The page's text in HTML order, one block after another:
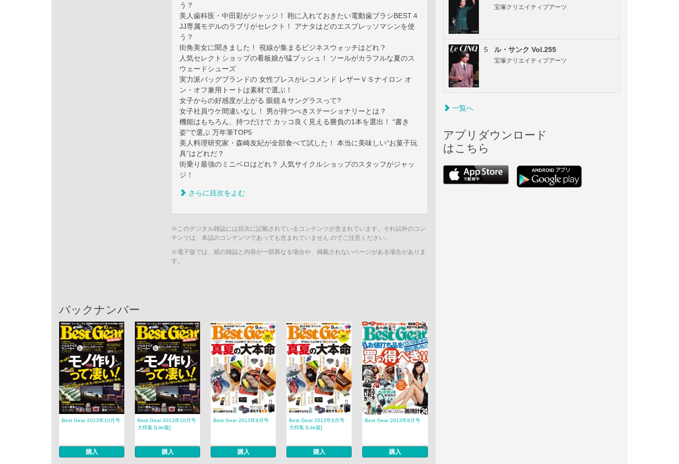
う？
美人歯科医・中田彩がジャッジ！ 鞄に入れておきたい電動歯ブラシBEST４
JJ専属モデルのラブリがセレクト！ アナタはどのエスプレッソマシンを使
う？
街角美女に聞きました！ 視線が集まるビジネスウォッチはどれ？
人気セレクトショップの看板娘が猛プッシュ！ ソールがカラフルな夏のス
ウェードシューズ
実力派バッグブランドの 女性プレスがレコメンド レザーＶＳナイロン オ
ン・オフ兼用トートは素材で選ぶ！
女子からの好感度が上がる 眼鏡＆サングラスって?
女子社員ウケ間違いなし！ 男が持つべきステーショナリーとは？
機能はもちろん、持つだけで カッコ良く見える勝負の1本を選出！ “書き
姿”で選ぶ 万年筆TOP5
美人料理研究家・森崎友紀が全部食べて試した！ 本当に美味しい“お菓子玩
具”はどれだ？
街乗り最強のミニベロはどれ？ 人気サイクルショップのスタッフがジャッ
ジ！
さらに目次をよむ
※このデジタル雑誌には目次に記載されているコンテンツが含まれています。それ以外のコン
テンツは、本誌のコンテンツであっても含まれていません のでご注意ください。
※電子版では、紙の雑誌と内容が一部異なる場合や、掲載されないページがある場合がありま
す。
バックナンバー
Best Gear 2013年10月号
購入
Best Gear 2013年10月号
大特集 [Lite版]
購入
Best Gear 2013年9月号
購入
Best Gear 2013年9月号
大特集 [Lite版]
購入
Best Gear 2013年8月号
購入
宝塚クリエイティブアーツ
5 ル・サンク Vol.255
宝塚クリエイティブアーツ
一覧へ
アプリダウンロード
はこちら